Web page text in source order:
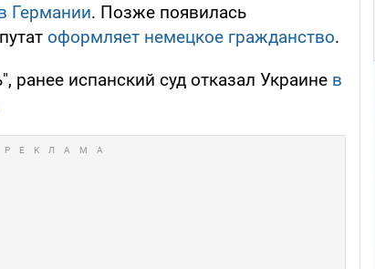
Германии. Позже появилась
оформляет немецкое гражданство.
ранее испанский суд отказал Украине в